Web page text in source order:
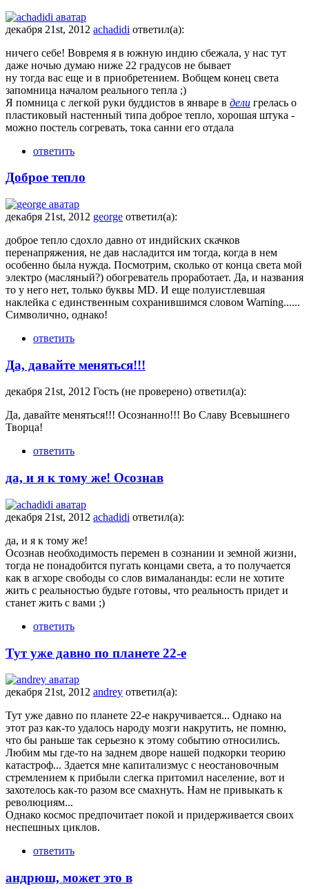
декабря 21st, 2012 achadidi ответил(а):
ничего себе! Вовремя я в южную индию сбежала, у нас тут
даже ночью думаю ниже 22 градусов не бывает
ну тогда вас еще и в приобретением. Вобщем конец света
запомница началом реального тепла ;)
Я помница с легкой руки буддистов в январе в дели грелась о
пластиковый настенный типа доброе тепло, хорошая штука -
можно постель согревать, тока санни его отдала
ответить
Доброе тепло
декабря 21st, 2012 george ответил(а):
доброе тепло сдохло давно от индийских скачков
перенапряжения, не дав насладится им тогда, когда в нем
особенно была нужда. Посмотрим, сколько от конца света мой
электро (масляный?) обогреватель проработает. Да, и названия
то у него нет, только буквы MD. И еще полуистлевшая
наклейка с единственным сохранившимся словом Warning......
Символично, однако!
ответить
Да, давайте меняться!!!
декабря 21st, 2012 Гость (не проверено) ответил(а):
Да, давайте меняться!!! Осознанно!!! Во Славу Всевышнего
Творца!
ответить
да, и я к тому же! Осознав
декабря 21st, 2012 achadidi ответил(а):
да, и я к тому же!
Осознав необходимость перемен в сознании и земной жизни,
тогда не понадобится пугать концами света, а то получается
как в агхоре свободы со слов вималананды: если не хотите
жить с реальностью будьте готовы, что реальность придет и
станет жить с вами ;)
ответить
Тут уже давно по планете 22-е
декабря 21st, 2012 andrey ответил(а):
Тут уже давно по планете 22-е накручивается... Однако на
этот раз как-то удалось народу мозги накрутить, не помню,
что бы раньше так серьезно к этому событию относились.
Любим мы где-то на заднем дворе нашей подкорки теорию
катастроф... Здается мне капитализмус с неостановочным
стремлением к прибыли слегка притомил население, вот и
захотелось как-то разом все смахнуть. Нам не привыкать к
революциям...
Однако космос предпочитает покой и придерживается своих
неспешных циклов.
ответить
андрюш, может это в